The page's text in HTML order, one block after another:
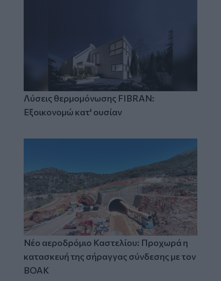
Λύσεις θερμομόνωσης FIBRAN:
Εξοικονομώ κατ' ουσίαν
Νέο αεροδρόμιο Καστελίου: Προχωρά η
κατασκευή της σήραγγας σύνδεσης με τον
ΒΟΑΚ